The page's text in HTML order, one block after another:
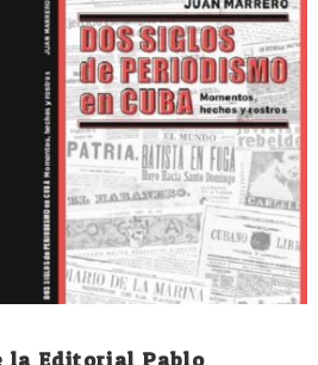
la Editorial Pablo